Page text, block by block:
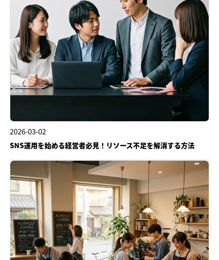
2026-03-02
SNS運用を始める経営者必見！リソース不足を解消する方法